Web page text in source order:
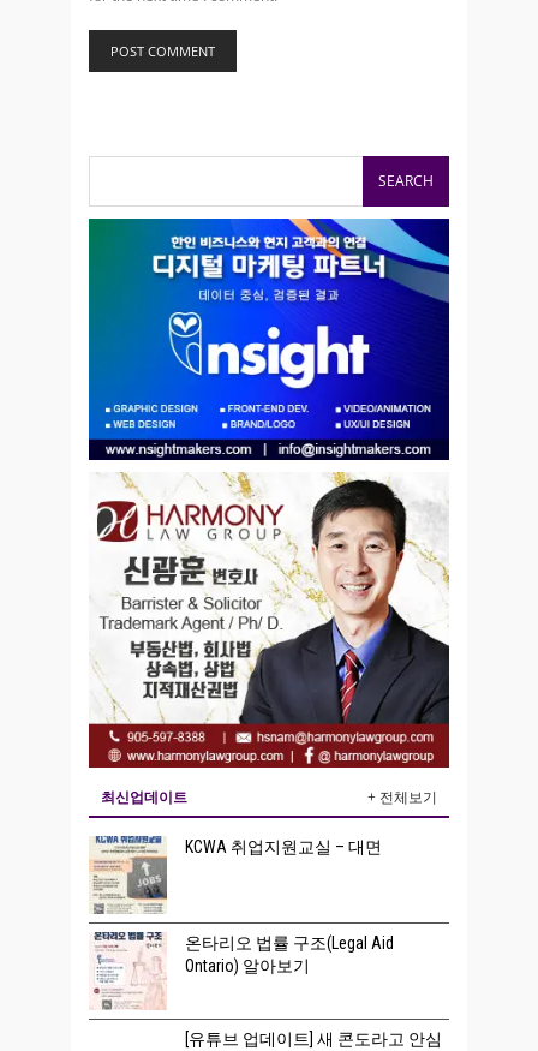
최신업데이트 + 전체보기
KCWA 취업지원교실 – 대면
온타리오 법률 구조(Legal Aid
Ontario) 알아보기
[유튜브 업데이트] 새 콘도라고 안심